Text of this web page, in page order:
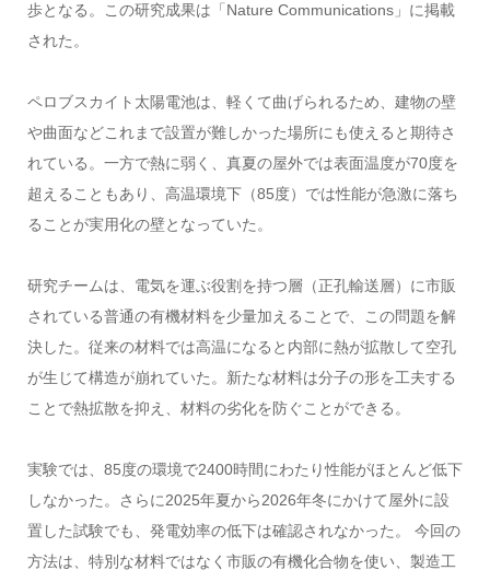
歩となる。この研究成果は「Nature Communications」に掲載
された。
ペロブスカイト太陽電池は、軽くて曲げられるため、建物の壁
や曲面などこれまで設置が難しかった場所にも使えると期待さ
れている。一方で熱に弱く、真夏の屋外では表面温度が70度を
超えることもあり、高温環境下（85度）では性能が急激に落ち
ることが実用化の壁となっていた。
研究チームは、電気を運ぶ役割を持つ層（正孔輸送層）に市販
されている普通の有機材料を少量加えることで、この問題を解
決した。従来の材料では高温になると内部に熱が拡散して空孔
が生じて構造が崩れていた。新たな材料は分子の形を工夫する
ことで熱拡散を抑え、材料の劣化を防ぐことができる。
実験では、85度の環境で2400時間にわたり性能がほとんど低下
しなかった。さらに2025年夏から2026年冬にかけて屋外に設
置した試験でも、発電効率の低下は確認されなかった。 今回の
方法は、特別な材料ではなく市販の有機化合物を使い、製造工